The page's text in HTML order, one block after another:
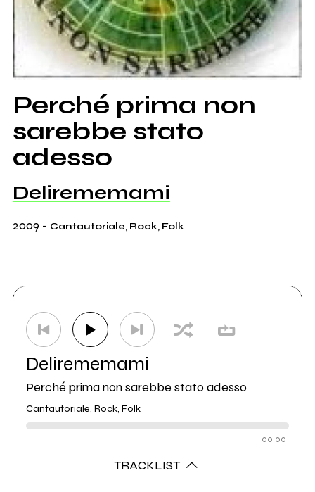
Perché prima non
sarebbe stato
adesso
Delirememami
2009 - Cantautoriale, Rock, Folk
Delirememami
Perché prima non sarebbe stato adesso
Cantautoriale, Rock, Folk
00:00
TRACKLIST